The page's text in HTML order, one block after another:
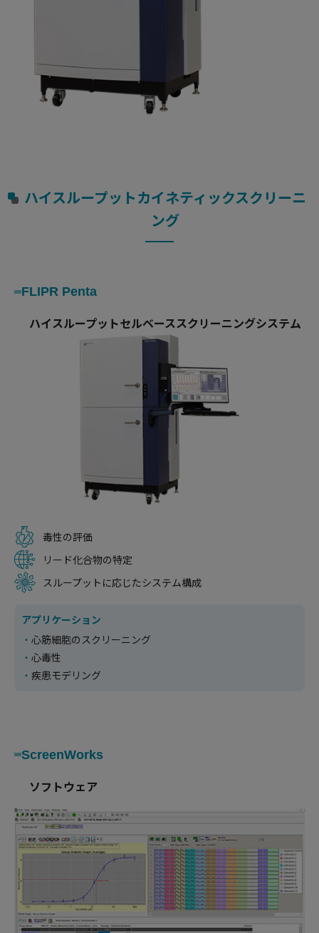
ハイスループットカイネティックスクリーニ
ング
FLIPR Penta
ハイスループットセルベーススクリーニングシステム
毒性の評価
リード化合物の特定
スループットに応じたシステム構成
アプリケーション
心筋細胞のスクリーニング
心毒性
疾患モデリング
ScreenWorks
ソフトウェア